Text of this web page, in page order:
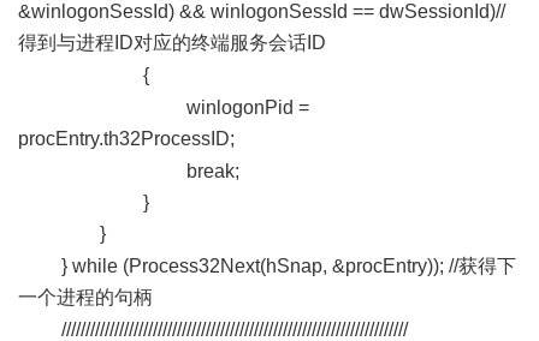
&winlogonSessId) && winlogonSessId == dwSessionId)//
得到与进程ID对应的终端服务会话ID
{
winlogonPid =
procEntry.th32ProcessID;
break;
}
}
} while (Process32Next(hSnap, &procEntry)); //获得下
一个进程的句柄
////////////////////////////////////////////////////////////////////////